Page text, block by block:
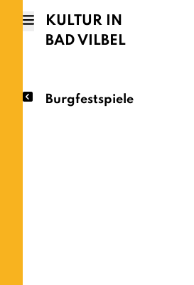
KULTUR IN
BAD VILBEL
Burgfestspiele